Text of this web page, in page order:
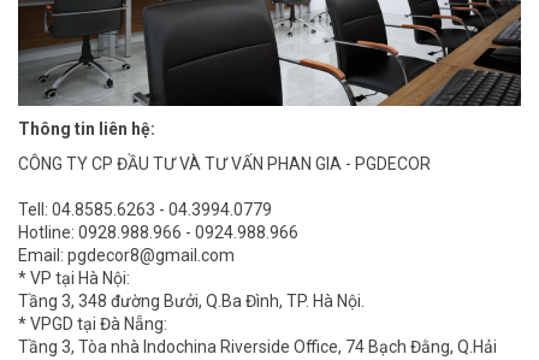
Thông tin liên hệ:
CÔNG TY CP ĐẦU TƯ VÀ TƯ VẤN PHAN GIA - PGDECOR
Tell: 04.8585.6263 - 04.3994.0779
Hotline: 0928.988.966 - 0924.988.966
Email: pgdecor8@gmail.com
* VP tại Hà Nội:
Tầng 3, 348 đường Bưởi, Q.Ba Đình, TP. Hà Nội.
* VPGD tại Đà Nẵng:
Tầng 3, Tòa nhà Indochina Riverside Office, 74 Bạch Đằng, Q.Hải